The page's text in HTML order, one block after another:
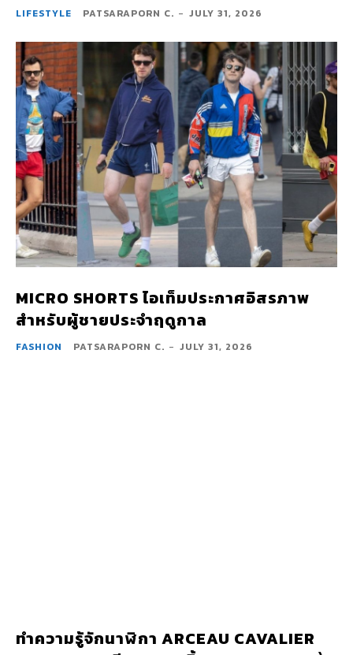
LIFESTYLE PATSARAPORN C. - JULY 31, 2026
MICRO SHORTS ไอเท็มประกาศอิสรภาพ
สำหรับผู้ชายประจำฤดูกาล
FASHION PATSARAPORN C. - JULY 31, 2026
ทำความรู้จักนาฬิกา ARCEAU CAVALIER